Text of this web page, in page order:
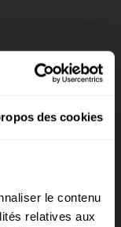
des cookies
le contenu
relatives aux